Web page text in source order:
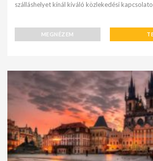
szálláshelyet kínál kiváló közlekedési
MEGNÉZEM